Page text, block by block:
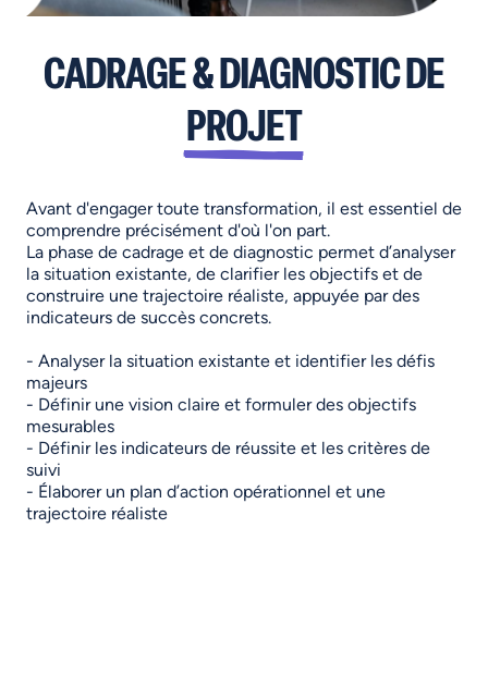
CADRAGE & DIAGNOSTIC DE
PROJET
Avant d'engager toute transformation, il est essentiel de
comprendre précisément d'où l'on part.
La phase de cadrage et de diagnostic permet d’analyser
la situation existante, de clarifier les objectifs et de
construire une trajectoire réaliste, appuyée par des
indicateurs de succès concrets.
- Analyser la situation existante et identifier les défis
majeurs
- Définir une vision claire et formuler des objectifs
mesurables
- Définir les indicateurs de réussite et les critères de
suivi
- Élaborer un plan d’action opérationnel et une
trajectoire réaliste